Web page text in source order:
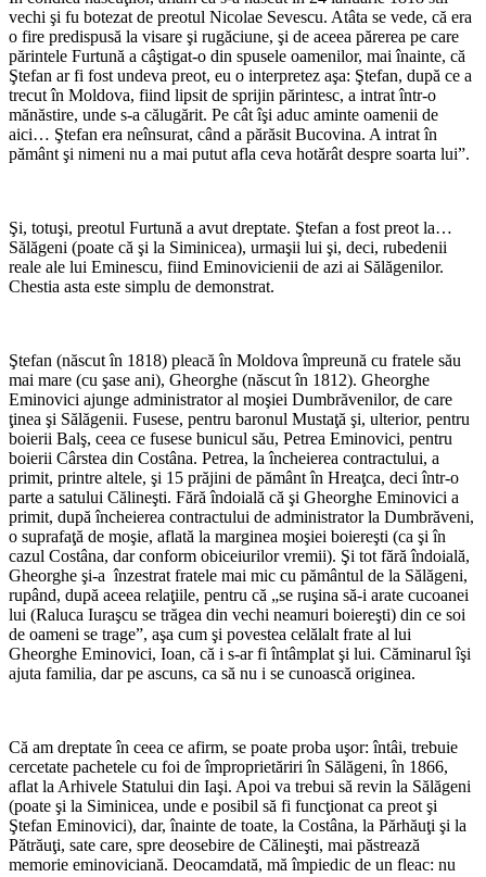
vechi şi fu botezat de preotul Nicolae Sevescu. Atâta se vede, că era
o fire predispusă la visare şi rugăciune, şi de aceea părerea pe care
părintele Furtună a câştigat-o din spusele oamenilor, mai înainte, că
Ştefan ar fi fost undeva preot, eu o interpretez aşa: Ştefan, după ce a
trecut în Moldova, fiind lipsit de sprijin părintesc, a intrat într-o
mănăstire, unde s-a călugărit. Pe cât îşi aduc aminte oamenii de
aici… Ştefan era neînsurat, când a părăsit Bucovina. A intrat în
pământ şi nimeni nu a mai putut afla ceva hotărât despre soarta lui”.
Şi, totuşi, preotul Furtună a avut dreptate. Ştefan a fost preot la…
Sălăgeni (poate că şi la Siminicea), urmaşii lui şi, deci, rubedenii
reale ale lui Eminescu, fiind Eminovicienii de azi ai Sălăgenilor.
Chestia asta este simplu de demonstrat.
Ştefan (născut în 1818) pleacă în Moldova împreună cu fratele său
mai mare (cu şase ani), Gheorghe (născut în 1812). Gheorghe
Eminovici ajunge administrator al moşiei Dumbrăvenilor, de care
ţinea şi Sălăgenii. Fusese, pentru baronul Mustaţă şi, ulterior, pentru
boierii Balş, ceea ce fusese bunicul său, Petrea Eminovici, pentru
boierii Cârstea din Costâna. Petrea, la încheierea contractului, a
primit, printre altele, şi 15 prăjini de pământ în Hreaţca, deci într-o
parte a satului Călineşti. Fără îndoială că şi Gheorghe Eminovici a
primit, după încheierea contractului de administrator la Dumbrăveni,
o suprafaţă de moşie, aflată la marginea moşiei boiereşti (ca şi în
cazul Costâna, dar conform obiceiurilor vremii). Şi tot fără îndoială,
Gheorghe şi-a înzestrat fratele mai mic cu pământul de la Sălăgeni,
rupând, după aceea relaţiile, pentru că „se ruşina să-i arate cucoanei
lui (Raluca Iuraşcu se trăgea din vechi neamuri boiereşti) din ce soi
de oameni se trage”, aşa cum şi povestea celălalt frate al lui
Gheorghe Eminovici, Ioan, că i s-ar fi întâmplat şi lui. Căminarul îşi
ajuta familia, dar pe ascuns, ca să nu i se cunoască originea.
Că am dreptate în ceea ce afirm, se poate proba uşor: întâi, trebuie
cercetate pachetele cu foi de împroprietăriri în Sălăgeni, în 1866,
aflat la Arhivele Statului din Iaşi. Apoi va trebui să revin la Sălăgeni
(poate şi la Siminicea, unde e posibil să fi funcţionat ca preot şi
Ştefan Eminovici), dar, înainte de toate, la Costâna, la Părhăuţi şi la
Pătrăuţi, sate care, spre deosebire de Călineşti, mai păstrează
memorie eminoviciană. Deocamdată, mă împiedic de un fleac: nu